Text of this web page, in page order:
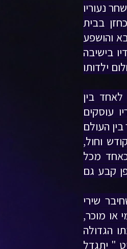
נעוריו
בבית
והושפע
בישיבה
ילדותו
בין
עוסקים
העולם
וחול,
כאחד מכל
קבע גם
שחיבר שירי
או מוכר,
הגדולה
" יתגדל